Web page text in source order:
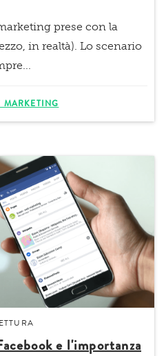
prese con la
in realtà). Lo scenario
MARKETING
e l'importanza